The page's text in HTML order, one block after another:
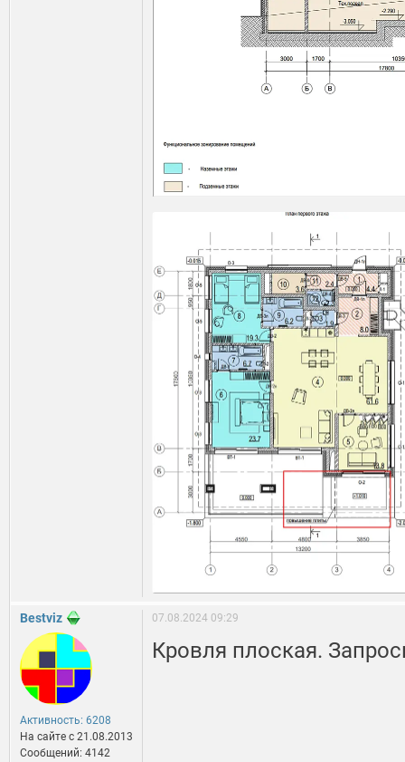
Bestviz
Активность: 6208
На сайте c 21.08.2013
Сообщений: 4142
07.08.2024 09:29
Кровля плоская.